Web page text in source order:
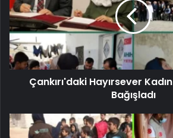
Çankırı'daki Hayırsever
Bağışladı